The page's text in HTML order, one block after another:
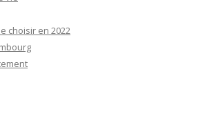
choisir en 2022